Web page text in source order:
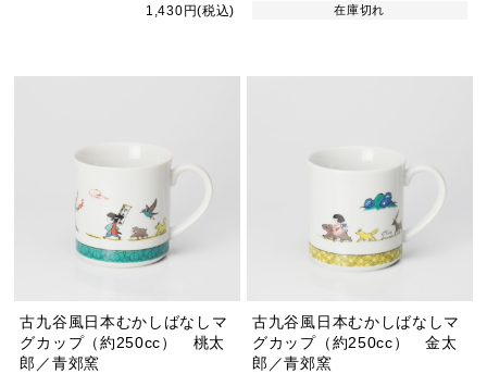
1,430円(税込) 在庫切れ
古九谷風日本むかしばなしマ
グカップ（約250cc） 桃太
郎／青郊窯
古九谷風日本むかしばなしマ
グカップ（約250cc） 金太
郎／青郊窯